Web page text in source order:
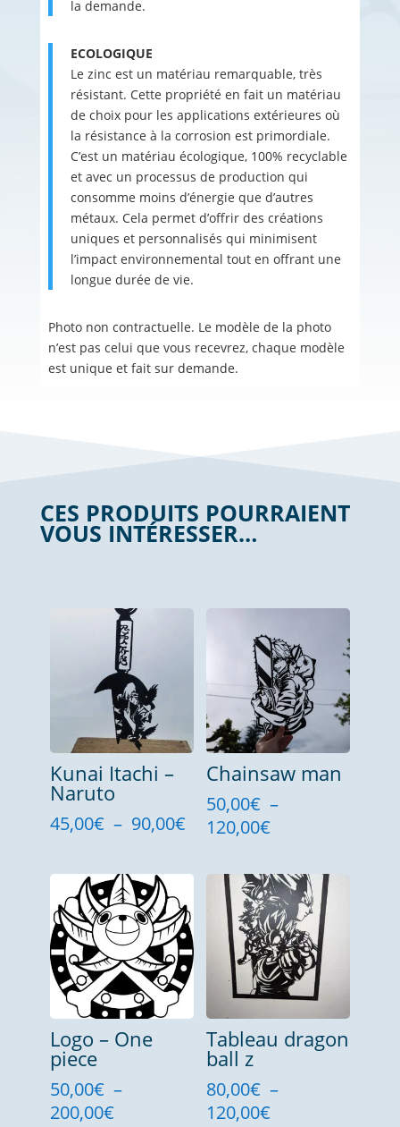
la demande.
ECOLOGIQUE
Le zinc est un matériau remarquable, très
résistant. Cette propriété en fait un matériau
de choix pour les applications extérieures où
la résistance à la corrosion est primordiale.
C’est un matériau écologique, 100% recyclable
et avec un processus de production qui
consomme moins d’énergie que d’autres
métaux. Cela permet d’offrir des créations
uniques et personnalisés qui minimisent
l’impact environnemental tout en offrant une
longue durée de vie.
Photo non contractuelle. Le modèle de la photo
n’est pas celui que vous recevrez, chaque modèle
est unique et fait sur demande.
CES PRODUITS POURRAIENT
VOUS INTÉRESSER…
Kunai Itachi –
Naruto
45,00€ – 90,00€Plage
prix :
45,00€
à
90,00€
Chainsaw man
50,00€ –
120,00€Plage
prix :
50,00€
à
120,00€
Logo – One
piece
50,00€ –
200,00€Plage
Tableau dragon
ball z
80,00€ –
120,00€Plage